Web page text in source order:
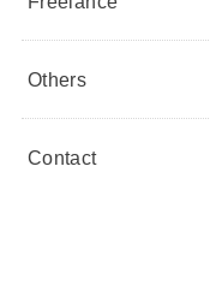
Others
Contact